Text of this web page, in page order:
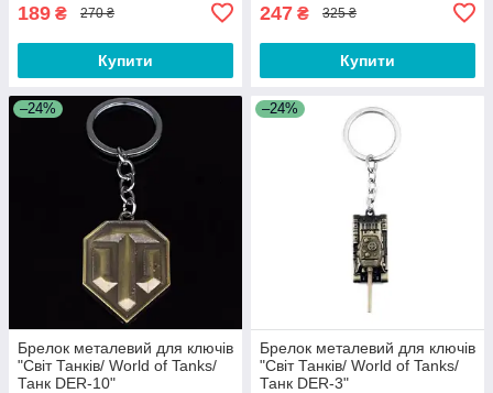
189 ₴ 270 ₴
Купити
247 ₴ 325 ₴
Купити
–24%
Брелок металевий для ключів
"Світ Танків/ World of Tanks/
Танк DER-10"
–24%
Брелок металевий для ключів
"Світ Танків/ World of Tanks/
Танк DER-3"